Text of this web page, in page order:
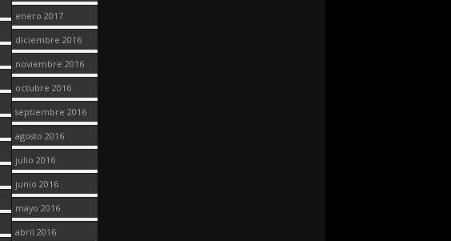
enero 2017
diciembre 2016
noviembre 2016
octubre 2016
septiembre 2016
agosto 2016
julio 2016
junio 2016
mayo 2016
abril 2016